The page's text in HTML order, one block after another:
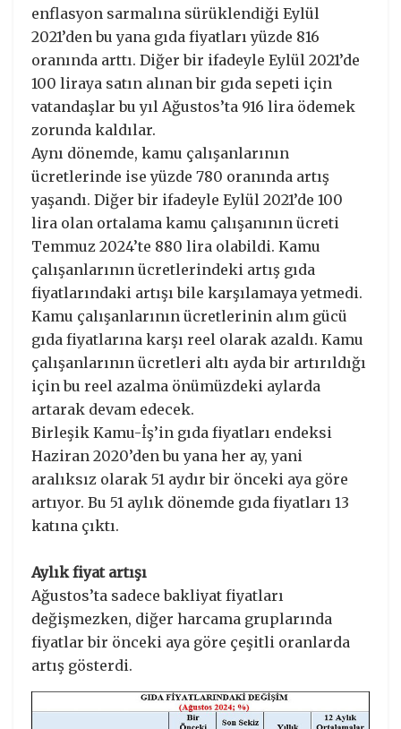
enflasyon sarmalına sürüklendiği Eylül
2021’den bu yana gıda fiyatları yüzde 816
oranında arttı. Diğer bir ifadeyle Eylül 2021’de
100 liraya satın alınan bir gıda sepeti için
vatandaşlar bu yıl Ağustos’ta 916 lira ödemek
zorunda kaldılar.
Aynı dönemde, kamu çalışanlarının
ücretlerinde ise yüzde 780 oranında artış
yaşandı. Diğer bir ifadeyle Eylül 2021’de 100
lira olan ortalama kamu çalışanının ücreti
Temmuz 2024’te 880 lira olabildi. Kamu
çalışanlarının ücretlerindeki artış gıda
fiyatlarındaki artışı bile karşılamaya yetmedi.
Kamu çalışanlarının ücretlerinin alım gücü
gıda fiyatlarına karşı reel olarak azaldı. Kamu
çalışanlarının ücretleri altı ayda bir artırıldığı
için bu reel azalma önümüzdeki aylarda
artarak devam edecek.
Birleşik Kamu-İş’in gıda fiyatları endeksi
Haziran 2020’den bu yana her ay, yani
aralıksız olarak 51 aydır bir önceki aya göre
artıyor. Bu 51 aylık dönemde gıda fiyatları 13
katına çıktı.
Aylık fiyat artışı
Ağustos’ta sadece bakliyat fiyatları
değişmezken, diğer harcama gruplarında
fiyatlar bir önceki aya göre çeşitli oranlarda
artış gösterdi.